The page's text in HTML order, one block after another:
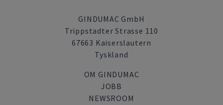
GINDUMAC GmbH
Trippstadter Strasse 110
67663 Kaiserslautern
Tyskland
OM GINDUMAC
JOBB
NEWSROOM